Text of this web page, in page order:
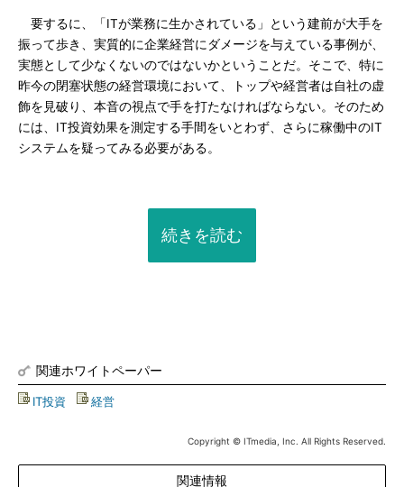
要するに、「ITが業務に生かされている」という建前が大手を
振って歩き、実質的に企業経営にダメージを与えている事例が、
実態として少なくないのではないかということだ。そこで、特に
昨今の閉塞状態の経営環境において、トップや経営者は自社の虚
飾を見破り、本音の視点で手を打たなければならない。そのため
には、IT投資効果を測定する手間をいとわず、さらに稼働中のIT
システムを疑ってみる必要がある。
続きを読む
関連ホワイトペーパー
IT投資 経営
Copyright © ITmedia, Inc. All Rights Reserved.
関連情報